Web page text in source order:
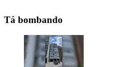
Tá bombando